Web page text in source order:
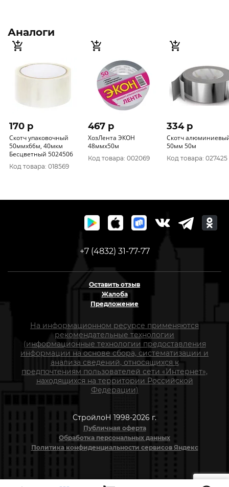
Аналоги
170 p
Скотч упаковочный
50ммх66м, 40мкм
Бесцветный 5024506
Код товара: 018569
467 p
ХозЛента ЭКОН
48ммх50м
Код товара: 002069
334 p
Скотч
50мм 50м
Код товара: 027425
+7 (4832) 31-77-77
Оставить отзыв
Жалоба
Предложение
На информационном ресурсе применяются
рекомендательные технологии
(информационные технологии предоставления
информации на основе сбора, систематизации и
анализа сведений, относящихся к
предпочтениям пользователей сети «Интернет»,
находящихся на территории Российской
Федерации)
СтройлоН 1998-2026 г.
Публичная оферта
Обработка персональных данных
Политика конфиденциальности сервисов Яндекс